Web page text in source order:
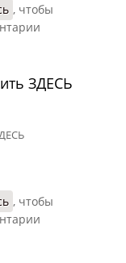
, чтобы
ЗДЕСЬ
, чтобы